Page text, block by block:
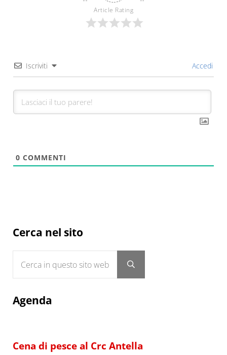
Article Rating
Iscriviti Accedi
0 COMMENTI
Sidebar
Cerca nel sito
Submit search
Agenda
Cena di pesce al Crc Antella